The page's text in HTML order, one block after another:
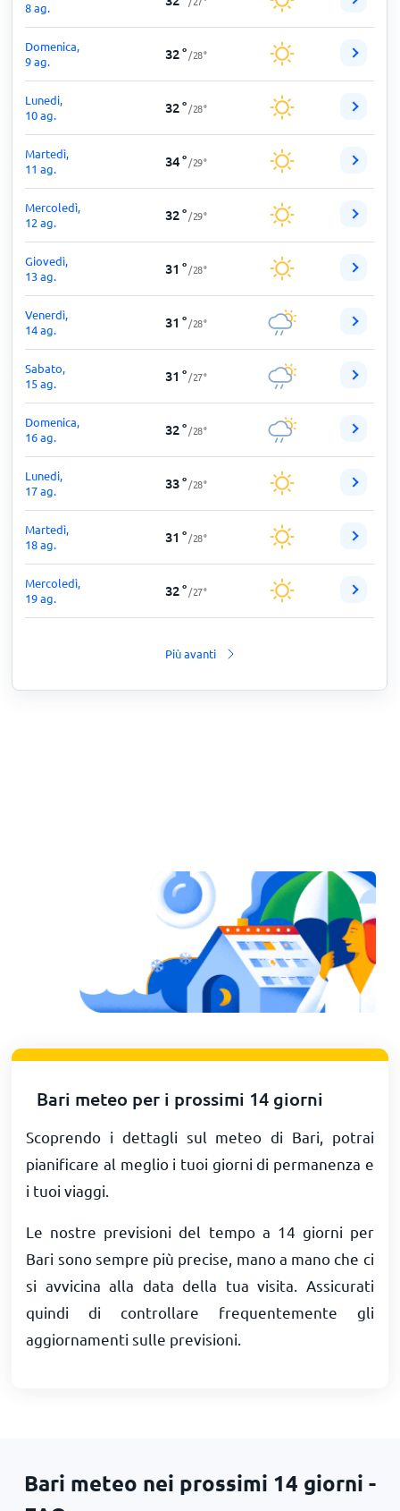
8 ag.
Domenica,
9 ag.
32° /28°
Lunedi,
10 ag.
32° /28°
Martedì,
11 ag.
34° /29°
Mercoledì,
12 ag.
32° /29°
Giovedì,
13 ag.
31 ° /28°
Venerdì,
14 ag.
31 ° /28°
Sabato,
15 ag.
31 ° /27°
Domenica,
16 ag.
32° /28°
Lunedi,
17 ag.
33° /28°
Martedì,
18 ag.
31 ° /28°
Mercoledì,
19 ag.
32° /27°
Più avanti
Bari meteo per i prossimi 14 giorni
Scoprendo i dettagli sul meteo di Bari, potrai
pianificare al meglio i tuoi giorni di permanenza e
i tuoi viaggi.
Le nostre previsioni del tempo a 14 giorni per
Bari sono sempre più precise, mano a mano che ci
si avvicina alla data della tua visita. Assicurati
quindi di controllare frequentemente gli
aggiornamenti sulle previsioni.
Bari meteo nei prossimi 14 giorni -